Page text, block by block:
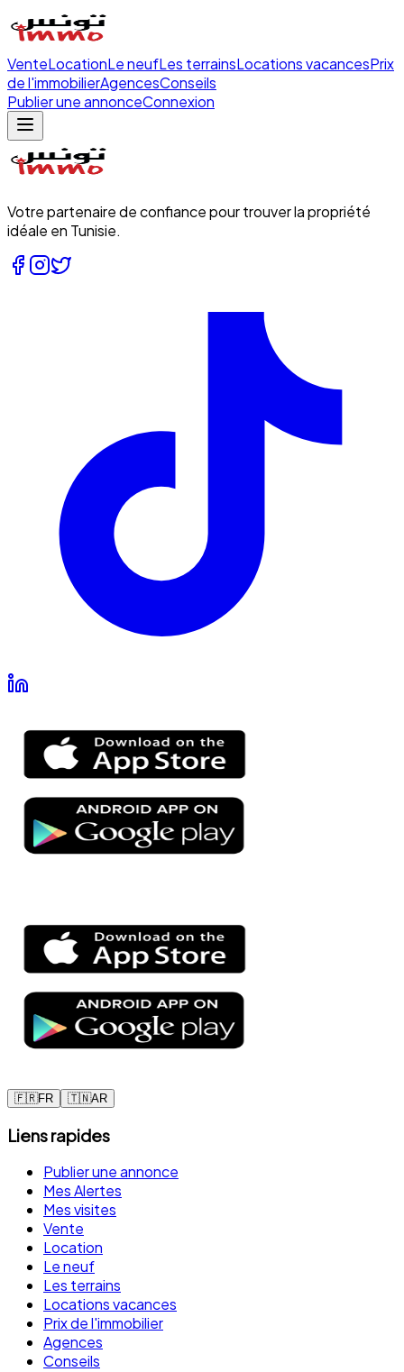
VenteLocationLe neufLes terrainsLocations vacancesPrix
de l'immobilierAgencesConseils
Publier une annonceConnexion
Votre partenaire de confiance pour trouver la propriété
idéale en Tunisie.
🇫🇷FR 🇹🇳AR
Liens rapides
Publier une annonce
Mes Alertes
Mes visites
Vente
Location
Le neuf
Les terrains
Locations vacances
Prix de l'immobilier
Agences
Conseils